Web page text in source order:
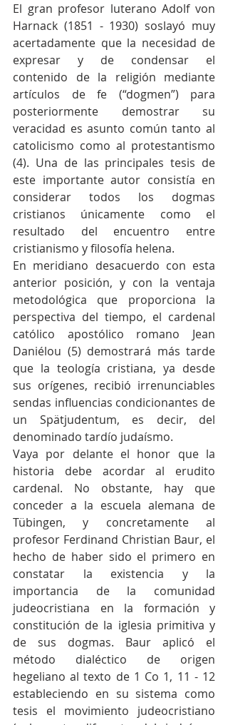
El gran profesor luterano Adolf von
Harnack (1851 - 1930) soslayó muy
acertadamente que la necesidad de
expresar y de condensar el
contenido de la religión mediante
artículos de fe (“dogmen”) para
posteriormente demostrar su
veracidad es asunto común tanto al
catolicismo como al protestantismo
(4). Una de las principales tesis de
este importante autor consistía en
considerar todos los dogmas
cristianos únicamente como el
resultado del encuentro entre
cristianismo y filosofía helena.
En meridiano desacuerdo con esta
anterior posición, y con la ventaja
metodológica que proporciona la
perspectiva del tiempo, el cardenal
católico apostólico romano Jean
Daniélou (5) demostrará más tarde
que la teología cristiana, ya desde
sus orígenes, recibió irrenunciables
sendas influencias condicionantes de
un Spätjudentum, es decir, del
denominado tardío judaísmo.
Vaya por delante el honor que la
historia debe acordar al erudito
cardenal. No obstante, hay que
conceder a la escuela alemana de
Tübingen, y concretamente al
profesor Ferdinand Christian Baur, el
hecho de haber sido el primero en
constatar la existencia y la
importancia de la comunidad
judeocristiana en la formación y
constitución de la iglesia primitiva y
de sus dogmas. Baur aplicó el
método dialéctico de origen
hegeliano al texto de 1 Co 1, 11 - 12
estableciendo en su sistema como
tesis el movimiento judeocristiano